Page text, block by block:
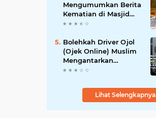
Mengumumkan Berita
Kematian di Masjid
dan Medsos
Bolehkah Driver Ojol
(Ojek Online) Muslim
Mengantarkan
Makanan dan
Pelanggan?
Lihat Selengkapnya